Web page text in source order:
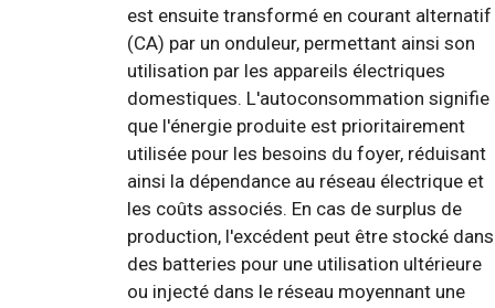
est ensuite transformé en courant alternatif
(CA) par un onduleur, permettant ainsi son
utilisation par les appareils électriques
domestiques. L'autoconsommation signifie
que l'énergie produite est prioritairement
utilisée pour les besoins du foyer, réduisant
ainsi la dépendance au réseau électrique et
les coûts associés. En cas de surplus de
production, l'excédent peut être stocké dans
des batteries pour une utilisation ultérieure
ou injecté dans le réseau moyennant une